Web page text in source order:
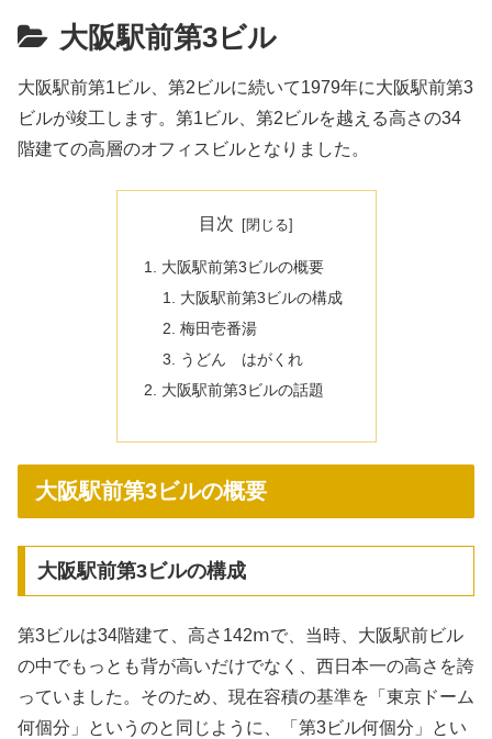
大阪駅前第3ビル
大阪駅前第1ビル、第2ビルに続いて1979年に大阪駅前第3
ビルが竣工します。第1ビル、第2ビルを越える高さの34
階建ての高層のオフィスビルとなりました。
目次
大阪駅前第3ビルの概要
大阪駅前第3ビルの構成
梅田壱番湯
うどん はがくれ
大阪駅前第3ビルの話題
大阪駅前第3ビルの概要
大阪駅前第3ビルの構成
第3ビルは34階建て、高さ142ⅿで、当時、大阪駅前ビル
の中でもっとも背が高いだけでなく、西日本一の高さを誇
っていました。そのため、現在容積の基準を「東京ドーム
何個分」というのと同じように、「第3ビル何個分」とい